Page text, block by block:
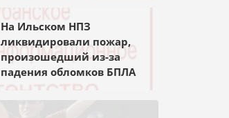
На Ильском НПЗ
ликвидировали пожар,
произошедший из-за
падения обломков БПЛА